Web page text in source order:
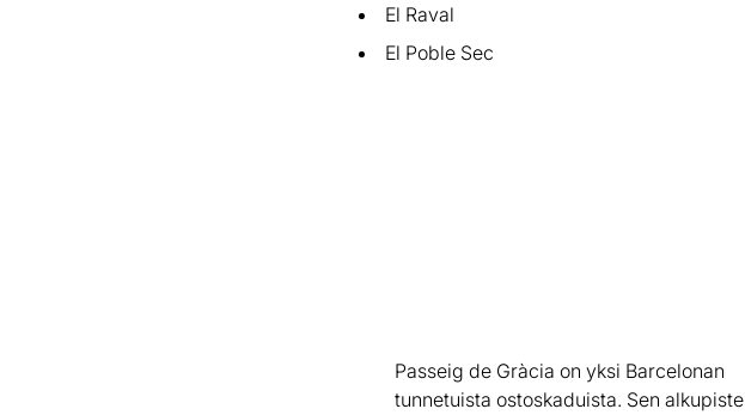
El Raval
El Poble Sec
Passeig de Gràcia on yksi Barcelonan
tunnetuista ostoskaduista. Sen alkupiste